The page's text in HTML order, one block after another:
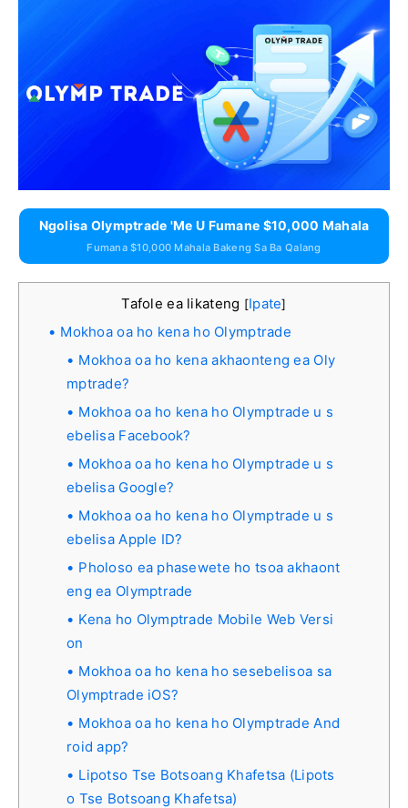
Ngolisa Olymptrade 'me U Fumane $10,000 Mahala
Fumana $10,000 Mahala Bakeng Sa Ba Qalang
Tafole ea likateng [Ipate]
Mokhoa oa ho kena ho Olymptrade
Mokhoa oa ho kena akhaonteng ea Oly
mptrade?
Mokhoa oa ho kena ho Olymptrade u s
ebelisa Facebook?
Mokhoa oa ho kena ho Olymptrade u s
ebelisa Google?
Mokhoa oa ho kena ho Olymptrade u s
ebelisa Apple ID?
Pholoso ea phasewete ho tsoa akhaont
eng ea Olymptrade
Kena ho Olymptrade Mobile Web Versi
on
Mokhoa oa ho kena ho sesebelisoa sa
Olymptrade iOS?
Mokhoa oa ho kena ho Olymptrade And
roid app?
Lipotso Tse Botsoang Khafetsa (Lipots
o Tse Botsoang Khafetsa)